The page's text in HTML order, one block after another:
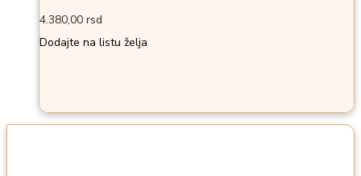
4.380,00 rsd
Dodajte na listu želja